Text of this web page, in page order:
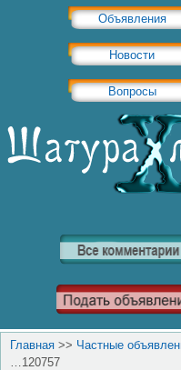
Объявления
Новости
Вопросы
Главная >> Частные
…120757